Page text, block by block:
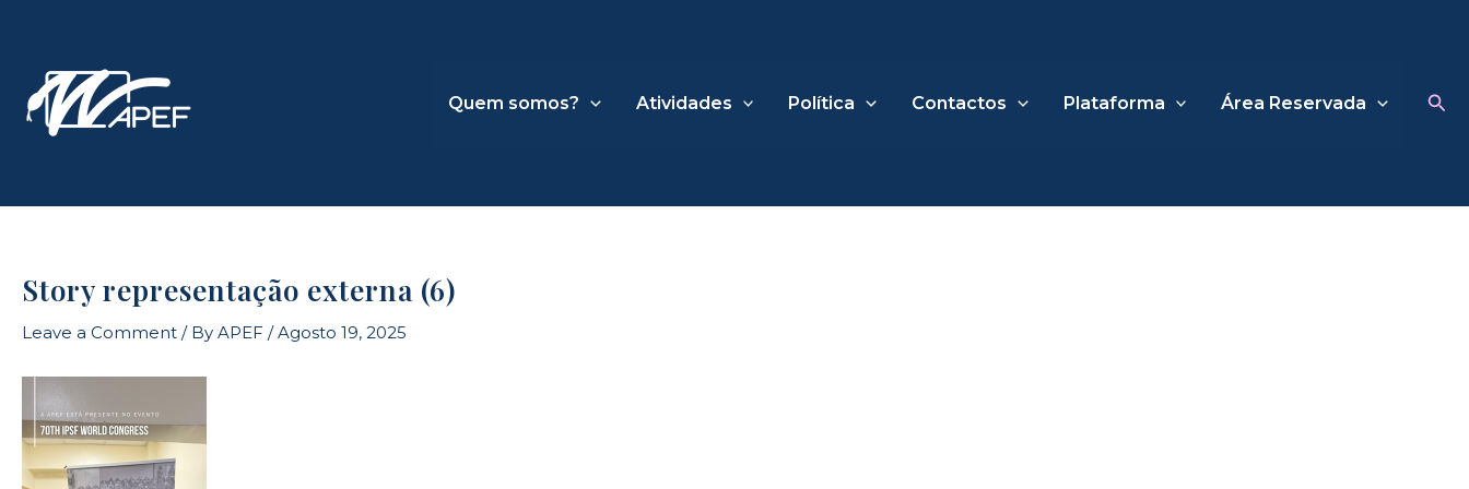
Quem somos?
Atividades Política Contactos Plataforma Área Reservada
Story representação externa (6)
Leave a Comment / By APEF /Agosto 19, 2025